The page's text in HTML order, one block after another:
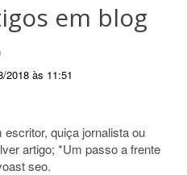
em blog
2018 às 11:51
quiça jornalista ou
artigo; *Um passo a frente
seo.